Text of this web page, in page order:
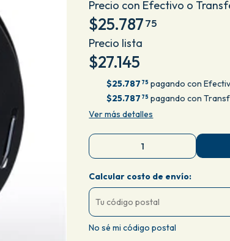
Precio con Efectivo o
$25.78775
Precio lista
$27.145
$25.787 75 pagando con
$25.787 75 pagando con
Ver más detalles
Calcular costo de envío:
No sé mi código postal